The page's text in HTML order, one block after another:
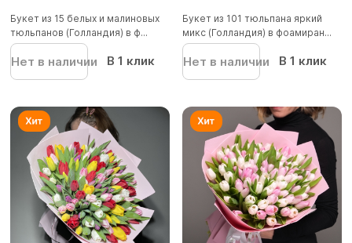
Букет из 15 белых и малиновых
тюльпанов (Голландия) в ф...
Нет в наличии В 1 клик
Букет из 101 тюльпана яркий
микс (Голландия) в фоамиран...
Нет в наличии В 1 клик